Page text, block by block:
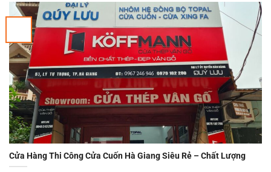
Cửa Hàng Thi Công Cửa Cuốn Hà Giang Siêu Rẻ – Chất Lượng